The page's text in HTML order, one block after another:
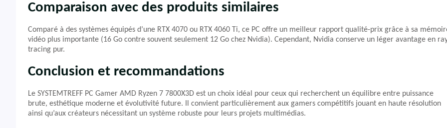
Comparaison avec des produits similaires
Comparé à des systèmes équipés d’une RTX 4070 ou RTX 4060 Ti, ce PC offre un meilleur rapport qualité-prix grâce à sa
vidéo plus importante (16 Go contre souvent seulement 12 Go chez Nvidia). Cependant, Nvidia conserve un léger avantage en
tracing pur.
Conclusion et recommandations
Le SYSTEMTREFF PC Gamer AMD Ryzen 7 7800X3D est un choix idéal pour ceux qui recherchent un équilibre entre puissance
brute, esthétique moderne et évolutivité future. Il convient particulièrement aux gamers compétitifs jouant en haute résolution
ainsi qu’aux créateurs nécessitant un système robuste pour leurs projets multimédias.